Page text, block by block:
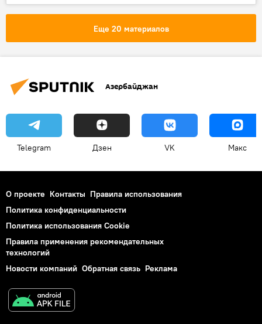
Экономика
Новости
Россия
Индия
Иран
Грузия
Европа
Тбилиси
Персидский залив
Ильхам Алиев
Рабочая партия Курдистана
TRACEСA
Грузоперевозки
Еще 20 материалов
Азербайджан
Telegram Дзен VK Макс
О проекте Контакты Правила использования
Политика конфиденциальности
Политика использования Cookie
Правила применения рекомендательных
технологий
Новости компаний Обратная связь Реклама